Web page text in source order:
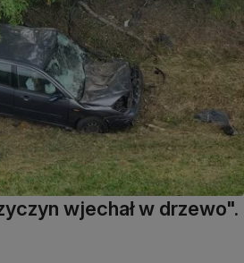
wjechał w drzewo".